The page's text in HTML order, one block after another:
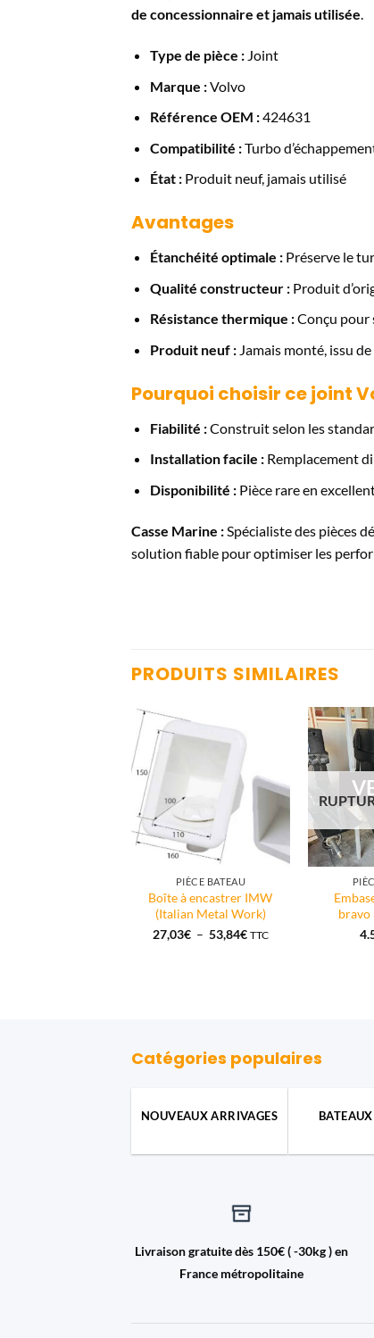
de concessionnaire et jamais utilisée.
Type de pièce :Joint
Marque :Volvo
Référence OEM :424631
Compatibilité :Turbo
État :Produit neuf, jamais utilisé
Avantages
Étanchéité optimale :Préserve le
Qualité constructeur :Produit
Résistance thermique :Conçu pour
Produit neuf :Jamais monté, issu
Pourquoi choisir ce joint
Fiabilité :Construit selon les
Installation facile :Remplacement
Disponibilité :Pièce rare en
Casse Marine : Spécialiste des pièces
solution fiable pour optimiser les
PRODUITS SIMILAIRES
PIÈCE BATEAU
Boîte à encastrer IMW
(Italian Metal Work)
27,03€ – 53,84€Plage
TTC
bravo
Catégories populaires
NOUVEAUX ARRIVAGES
Livraison gratuite dès 150€ ( -30kg ) en
France métropolitaine